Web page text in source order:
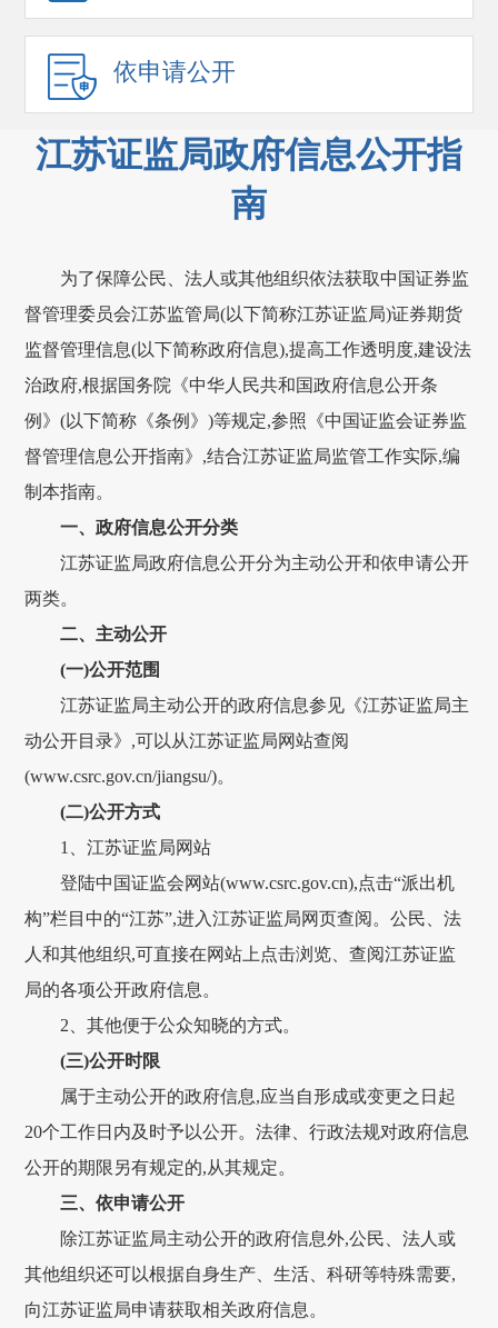
依申请公开
江苏证监局政府信息公开指
南
为了保障公民、法人或其他组织依法获取中国证券监
督管理委员会江苏监管局(以下简称江苏证监局)证券期货
监督管理信息(以下简称政府信息),提高工作透明度,建设法
治政府,根据国务院《中华人民共和国政府信息公开条
例》(以下简称《条例》)等规定,参照《中国证监会证券监
督管理信息公开指南》,结合江苏证监局监管工作实际,编
制本指南。
一、政府信息公开分类
江苏证监局政府信息公开分为主动公开和依申请公开
两类。
二、主动公开
(一)公开范围
江苏证监局主动公开的政府信息参见《江苏证监局主
动公开目录》,可以从江苏证监局网站查阅
(www.csrc.gov.cn/jiangsu/)。
(二)公开方式
1、江苏证监局网站
登陆中国证监会网站(www.csrc.gov.cn),点击“派出机
构”栏目中的“江苏”,进入江苏证监局网页查阅。公民、法
人和其他组织,可直接在网站上点击浏览、查阅江苏证监
局的各项公开政府信息。
2、其他便于公众知晓的方式。
(三)公开时限
属于主动公开的政府信息,应当自形成或变更之日起
20个工作日内及时予以公开。法律、行政法规对政府信息
公开的期限另有规定的,从其规定。
三、依申请公开
除江苏证监局主动公开的政府信息外,公民、法人或
其他组织还可以根据自身生产、生活、科研等特殊需要,
向江苏证监局申请获取相关政府信息。